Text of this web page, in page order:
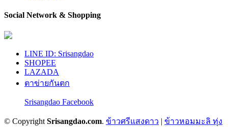
Social Network & Shopping
LINE ID: Srisangdao
SHOPEE
LAZADA
ตาข่ายกันตก
Srisangdao Facebook
© Copyright Srisangdao.com. ข้าวศรีแสงดาว | ข้าวหอมมะลิ ทุ่ง